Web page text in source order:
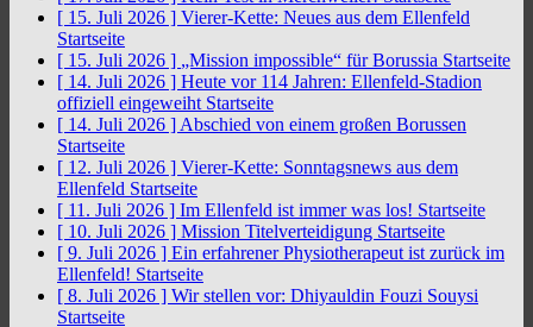
[ 15. Juli 2026 ] Vierer-Kette: Neues aus dem Ellenfeld
Startseite
[ 15. Juli 2026 ] „Mission impossible“ für Borussia Startseite
[ 14. Juli 2026 ] Heute vor 114 Jahren: Ellenfeld-Stadion
offiziell eingeweiht Startseite
[ 14. Juli 2026 ] Abschied von einem großen Borussen
Startseite
[ 12. Juli 2026 ] Vierer-Kette: Sonntagsnews aus dem
Ellenfeld Startseite
[ 11. Juli 2026 ] Im Ellenfeld ist immer was los! Startseite
[ 10. Juli 2026 ] Mission Titelverteidigung Startseite
[ 9. Juli 2026 ] Ein erfahrener Physiotherapeut ist zurück im
Ellenfeld! Startseite
[ 8. Juli 2026 ] Wir stellen vor: Dhiyauldin Fouzi Souysi
Startseite